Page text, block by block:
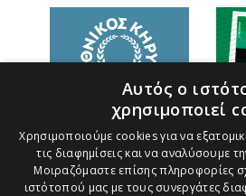
Αυτός ο
χρησιμοποιεί
Χρησιμοποιούμε cookies για να
τις διαφημίσεις και να αναλύσουμε
Μοιραζόμαστε επίσης πληροφορίες
ιστότοπού μας με τους συνεργάτες